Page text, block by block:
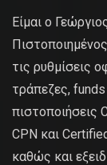
Είμαι ο
τις ρυθμίσεις
τράπεζες,
CPN και
καθώς και